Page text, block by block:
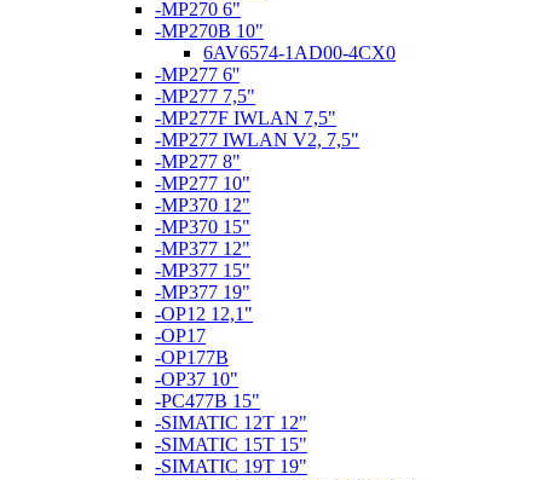
-MP270 6"
-MP270B 10"
6AV6574-1AD00-4CX0
-MP277 6''
-MP277 7,5"
-MP277F IWLAN 7,5"
-MP277 IWLAN V2, 7,5"
-MP277 8"
-MP277 10"
-MP370 12"
-MP370 15"
-MP377 12"
-MP377 15"
-MP377 19"
-OP12 12,1"
-OP17
-OP177B
-OP37 10"
-PC477B 15"
-SIMATIC 12T 12"
-SIMATIC 15T 15"
-SIMATIC 19T 19"